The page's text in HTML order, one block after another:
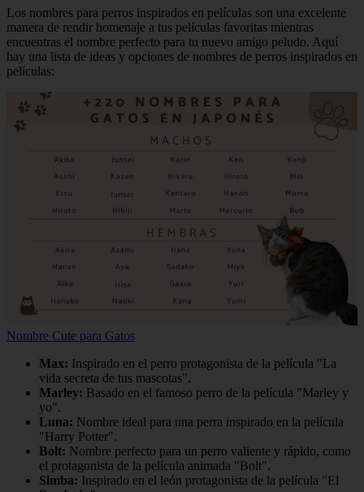
Los nombres para perros inspirados en películas son una excelente
manera de rendir homenaje a tus películas favoritas mientras
encuentras el nombre perfecto para tu nuevo amigo peludo. Aquí
hay una lista de ideas y opciones de nombres de perros inspirados en
películas:
Nombre Cute para Gatos
Max: Inspirado en el perro protagonista de la película "La
vida secreta de tus mascotas".
Marley: Basado en el famoso perro de la película "Marley y
yo".
Luna: Nombre ideal para una perra inspirado en la película
"Harry Potter".
Bolt: Nombre perfecto para un perro valiente y rápido, como
el protagonista de la película animada "Bolt".
Simba: Inspirado en el león protagonista de la película "El